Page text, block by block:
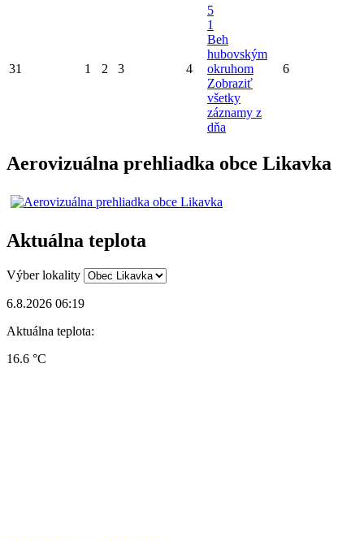
31 1 2 3 4
5
1
Beh
hubovským
okruhom
Zobraziť
všetky
záznamy z
dňa
6
Aerovizuálna prehliadka obce Likavka
Aktuálna teplota
Výber lokality
6.8.2026 06:19
Aktuálna teplota:
16.6 °C